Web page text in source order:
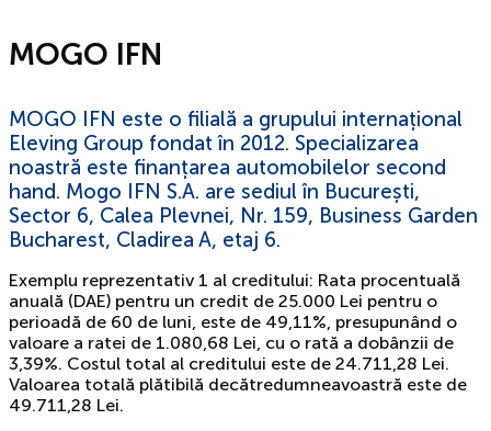
MOGO IFN
MOGO IFN este o filială a grupului internațional
Eleving Group fondat în 2012. Specializarea
noastră este finanțarea automobilelor second
hand. Mogo IFN S.A. are sediul în București,
Sector 6, Calea Plevnei, Nr. 159, Business Garden
Bucharest, Cladirea A, etaj 6.
Exemplu reprezentativ 1 al creditului: Rata procentuală
anuală (DAE) pentru un credit de 25.000 Lei pentru o
perioadă de 60 de luni, este de 49,11%, presupunând o
valoare a ratei de 1.080,68 Lei, cu o rată a dobânzii de
3,39%. Costul total al creditului este de 24.711,28 Lei.
Valoarea totală plătibilă decătredumneavoastră este de
49.711,28 Lei.